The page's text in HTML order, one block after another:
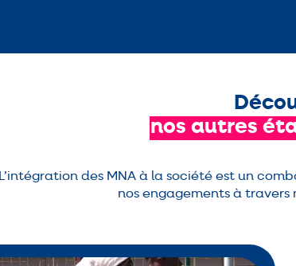
nos autres
L’intégration des MNA à la société est un
nos engagements à